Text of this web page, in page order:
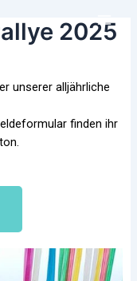
2025
unserer alljährliche
finden ihr